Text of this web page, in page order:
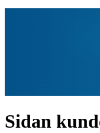
Sidan